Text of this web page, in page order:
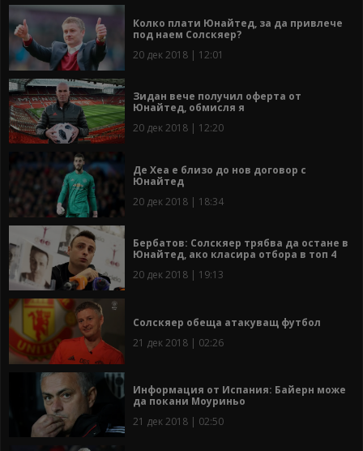
Колко плати Юнайтед, за да привлече
под наем Солскяер?
20 дек 2018 | 12:01
Зидан вече получил оферта от
Юнайтед, обмисля я
20 дек 2018 | 12:20
Де Хеа е близо до нов договор с
Юнайтед
20 дек 2018 | 18:34
Бербатов: Солскяер трябва да остане в
Юнайтед, ако класира отбора в топ 4
20 дек 2018 | 19:13
Солскяер обеща атакуващ футбол
21 дек 2018 | 02:26
Информация от Испания: Байерн може
да покани Моуриньо
21 дек 2018 | 02:50